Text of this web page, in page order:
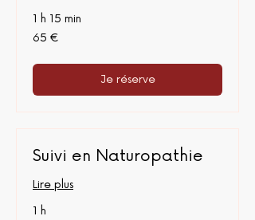
1 h 15 min
65
euros
65 €
Je réserve
Suivi en Naturopathie
Lire plus
1 h